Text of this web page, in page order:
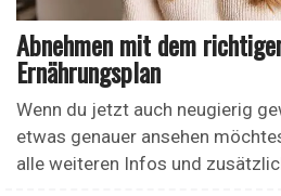
Abnehmen mit dem
Ernährungsplan
Wenn du jetzt auch neugierig
etwas genauer ansehen
alle weiteren Infos und